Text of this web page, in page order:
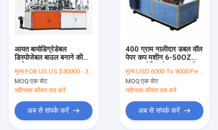
आयत बायोडिग्रेडेबल
डिस्पोजेबल बाउल बनाने की
मूल्य:FOB US US $30000 - 30255/ Set
MOQ:एक सेट
नवीनतम कीमत पता करें
अब से संपर्क करें
400 ग्राम नालीदार डबल वॉल
पेपर कप मशीन 6-50OZ
मूल्य:USD 6000 To 9000 Per Set
MOQ:एक सेट
नवीनतम कीमत पता करें
अब से संपर्क करें